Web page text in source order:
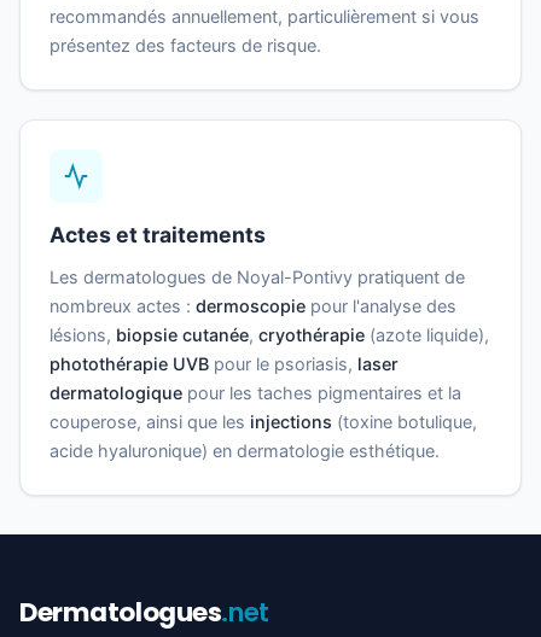
recommandés annuellement, particulièrement si vous
présentez des facteurs de risque.
Actes et traitements
Les dermatologues de Noyal-Pontivy pratiquent de
nombreux actes : dermoscopie pour l'analyse des
lésions, biopsie cutanée, cryothérapie (azote liquide),
photothérapie UVB pour le psoriasis, laser
dermatologique pour les taches pigmentaires et la
couperose, ainsi que les injections (toxine botulique,
acide hyaluronique) en dermatologie esthétique.
Dermatologues.net